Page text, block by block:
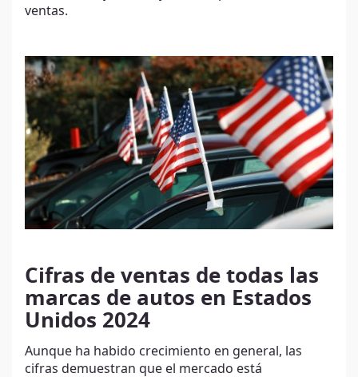
ventas.
Cifras de ventas de todas las
marcas de autos en Estados
Unidos 2024
Aunque ha habido crecimiento en general, las
cifras demuestran que el mercado está